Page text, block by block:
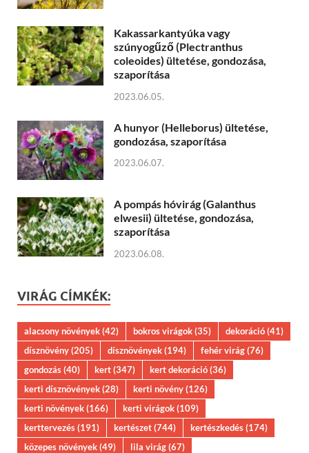
Kakassarkantyúka vagy
szúnyogűző (Plectranthus
coleoides) ültetése, gondozása,
szaporítása
2023.06.05.
A hunyor (Helleborus) ültetése,
gondozása, szaporítása
2023.06.07.
A pompás hóvirág (Galanthus
elwesii) ültetése, gondozása,
szaporítása
2023.06.08.
VIRÁG CÍMKÉK:
alacsony növények(42) bokros virágok(35) dekoráció(41)
dísznövény(205) dísznövények(194) fehér virág(76)
gondozás(40) kert(347) kert dekoráció(36)
kerti dísznövények(28) kerti növény(126)
kerti növények(166) kerti virágok(109)
kerttervezés(191) kertészet(744) kertészkedés(174)
közepes növények(49) lila virág(67)